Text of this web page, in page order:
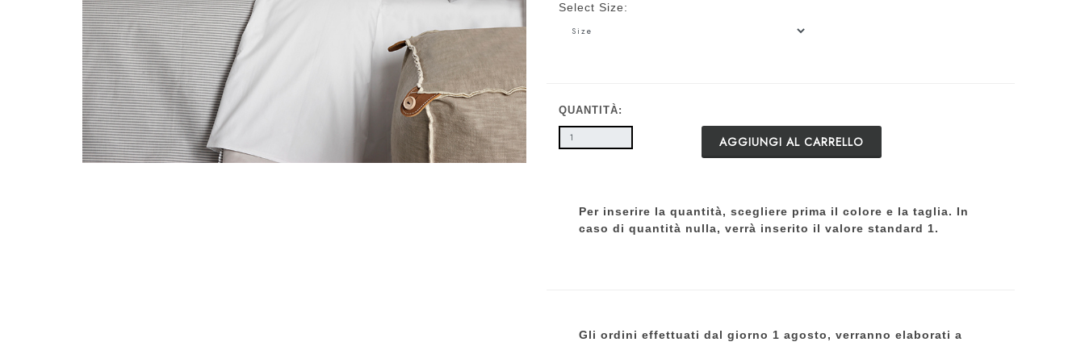
Select Size:
QUANTITÀ:
AGGIUNGI AL CARRELLO
Per inserire la quantità, scegliere prima il colore e la taglia. In
caso di quantità nulla, verrà inserito il valore standard 1.
Gli ordini effettuati dal giorno 1 agosto, verranno elaborati a